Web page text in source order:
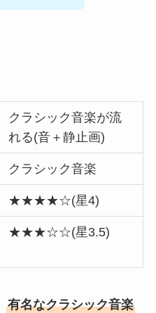
クラシック音楽が流
れる(音＋静止画)
クラシック音楽
★★★★☆(星4)
★★★☆☆(星3.5)
有名なクラシック音楽